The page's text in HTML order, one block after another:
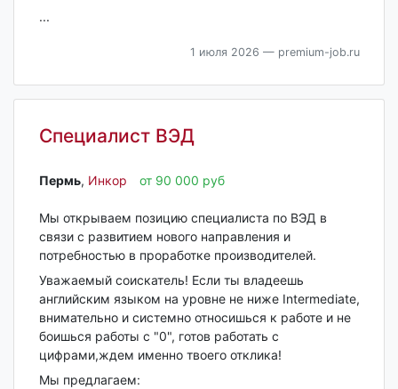
...
1 июля 2026 — premium-job.ru
Специалист ВЭД
Пермь‎, Инкор от 90 000 руб
Мы открываем позицию специалиста по ВЭД в
связи с развитием нового направления и
потребностью в проработке производителей.
Уважаемый соискатель! Если ты владеешь
английским языком на уровне не ниже Intermediatе,
внимательно и системно относишься к работе и не
боишься работы с "0", готов работать с
цифрами,ждем именно твоего отклика!
Мы предлагаем: